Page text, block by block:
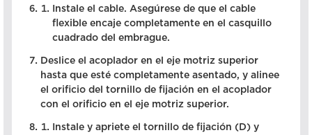
Instale el cable. Asegúrese de que el cable
flexible encaje completamente en el casquillo
cuadrado del embrague.
Deslice el acoplador en el eje motriz superior
hasta que esté completamente asentado, y alinee
el orificio del tornillo de fijación en el acoplador
con el orificio en el eje motriz superior.
Instale y apriete el tornillo de fijación (D) y